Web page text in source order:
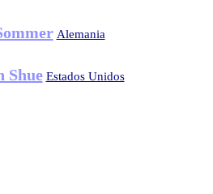
Alemania
Shue Estados Unidos